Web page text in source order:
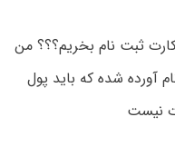
کارت ثبت نام بخریم؟؟؟ من
آورده شده که باید پول
نیست